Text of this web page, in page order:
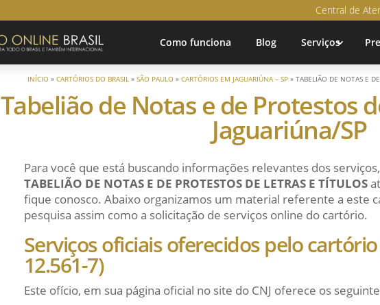
Central de
Como funciona Blog Serviços
INÍCIO »CARTÓRIOS DO BRASIL »SÃO PAULO »CARTÓRIOS EM JAGUARIÚNA – SP »TABELIÃO DE NOTAS E
Tabelião de Notas e de Protestos
Jaguariúna/SP
Para você que está buscando informações relevantes dos
TABELIÃO DE NOTAS E DE PROTESTOS DE LETRAS E TÍTULOS
fique conosco. Abaixo organizamos um material referente a este
pesquisa assim como a solicitação de serviços online do cartório.
Serviços oficiais oferecidos pelo
12.561-7)
Este ofício, em sua página oficial no site do CNJ oferece os